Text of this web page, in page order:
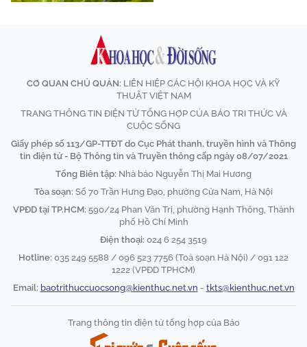
CƠ QUAN CHỦ QUẢN: LIÊN HIỆP CÁC HỘI KHOA HỌC VÀ KỸ
THUẬT VIỆT NAM
TRANG THÔNG TIN ĐIỆN TỬ TỔNG HỢP CỦA BÁO TRI THỨC VÀ
CUỘC SỐNG
Giấy phép số 113/GP-TTĐT do Cục Phát thanh, truyền hình và Thông
tin điện tử - Bộ Thông tin và Truyền thông cấp ngày 08/07/2021
Tổng Biên tập: Nhà báo Nguyễn Thị Mai Hương
Tòa soạn: Số 70 Trần Hưng Đạo, phường Cửa Nam, Hà Nội
VPĐD tại TP.HCM: 590/24 Phan Văn Trị, phường Hạnh Thông, Thành
phố Hồ Chí Minh
Điện thoại: 024 6 254 3519
Hotline: 035 249 5588 / 096 523 7756 (Toà soạn Hà Nội) / 091 122
1222 (VPĐD TPHCM)
Email: baotrithuccuocsong@kienthuc.net.vn - tkts@kienthuc.net.vn
Trang thông tin điện tử tổng hợp của Báo